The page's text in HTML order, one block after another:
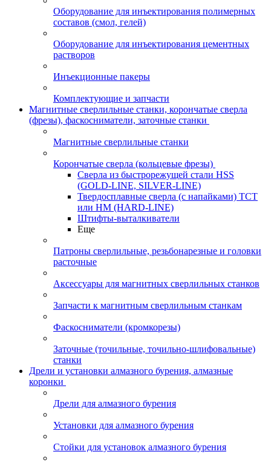
Оборудование для инъектирования полимерных
составов (смол, гелей)
Оборудование для инъектирования цементных
растворов
Инъекционные пакеры
Комплектующие и запчасти
Магнитные сверлильные станки, корончатые сверла
(фрезы), фаскосниматели, заточные станки
Магнитные сверлильные станки
Корончатые сверла (кольцевые фрезы)
Сверла из быстрорежущей стали HSS
(GOLD-LINE, SILVER-LINE)
Твердосплавные сверла (с напайками) ТСТ
или HM (HARD-LINE)
Штифты-выталкиватели
Еще
Патроны сверлильные, резьбонарезные и головки
расточные
Аксессуары для магнитных сверлильных станков
Запчасти к магнитным сверлильным станкам
Фаскосниматели (кромкорезы)
Заточные (точильные, точильно-шлифовальные)
станки
Дрели и установки алмазного бурения, алмазные
коронки
Дрели для алмазного бурения
Установки для алмазного бурения
Стойки для установок алмазного бурения